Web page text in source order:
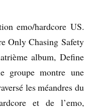
emo/hardcore US.
Only Chasing Safety
album, Define
groupe montre une
les méandres du
et de l’emo,